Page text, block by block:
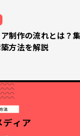
制作の流れとは？
方法を解説